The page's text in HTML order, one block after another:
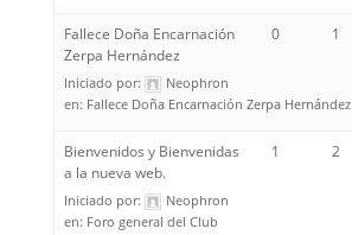
Fallece Doña Encarnación
Zerpa Hernández
Iniciado por:
Neophron
en: Fallece Doña Encarnación Zerpa Hernández
0 1
Bienvenidos y Bienvenidas
a la nueva web.
Iniciado por:
Neophron
en: Foro general del Club
1 2